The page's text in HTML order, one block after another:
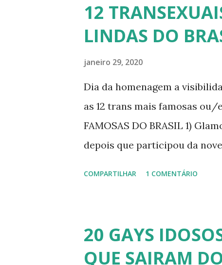
12
LINDAS DO
janeiro 29, 2020
Dia da homenagem a
as 12 trans mais famosas ou/
FAMOSAS DO BRASIL 1)
depois que participou da
busca de ser feliz, e não para
Apresenta o programa "A
COMPARTILHAR 1 COMENTÁRIO
20 GAYS
QUE SAIRAM